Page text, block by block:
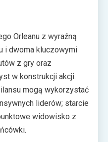
Orleanu z wyraźną
i dwoma kluczowymi
z gry oraz
w konstrukcji akcji.
mogą wykorzystać
liderów; starcie
widowisko z